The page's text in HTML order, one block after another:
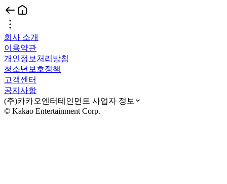
회사 소개
이용약관
개인정보처리방침
청소년보호정책
고객센터
공지사항
(주)카카오엔터테인먼트 사업자 정보
© Kakao Entertainment Corp.